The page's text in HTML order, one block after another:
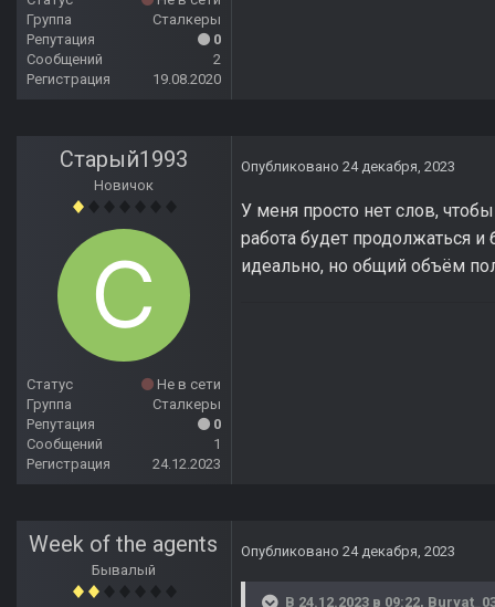
Группа
Сталкеры
Репутация
0
Сообщений
2
Регистрация
19.08.2020
Старый1993
Новичок
Статус
Не в сети
Группа
Сталкеры
Репутация
0
Сообщений
1
Регистрация
24.12.2023
Опубликовано 24 декабря, 2023
У меня просто нет слов,
работа будет продолжаться
идеально, но общий объём
Week of the agents
Бывалый
Опубликовано 24 декабря, 2023
В 24.12.2023 в 09:22,